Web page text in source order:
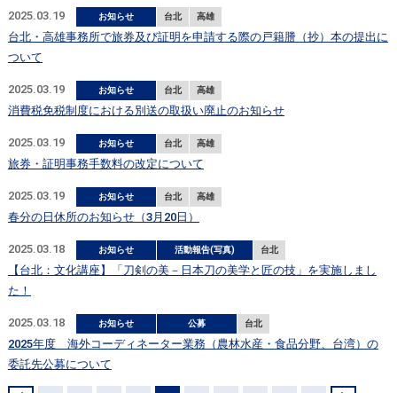
2025.03.19 お知らせ 台北 高雄
台北・高雄事務所で旅券及び証明を申請する際の戸籍謄（抄）本の提出に
ついて
2025.03.19 お知らせ 台北 高雄
消費税免税制度における別送の取扱い廃止のお知らせ
2025.03.19 お知らせ 台北 高雄
旅券・証明事務手数料の改定について
2025.03.19 お知らせ 台北 高雄
春分の日休所のお知らせ（3月20日）
2025.03.18 お知らせ 活動報告(写真) 台北
【台北：文化講座】「刀剣の美－日本刀の美学と匠の技」を実施しまし
た！
2025.03.18 お知らせ 公募 台北
2025年度 海外コーディネーター業務（農林水産・食品分野、台湾）の
委託先公募について